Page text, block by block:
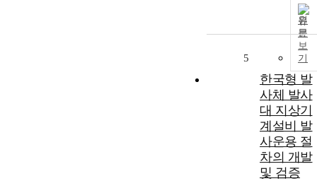
원
문
보
기
5
한국형 발
사체 발사
대 지상기
계설비 발
사운용 절
차의 개발
및 검증